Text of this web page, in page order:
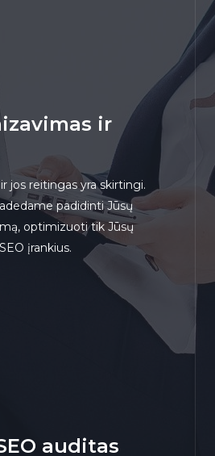
ir
jos reitingas yra skirtingi.
padidinti Jūsų
optimizuoti tik Jūsų
įrankius.
auditas